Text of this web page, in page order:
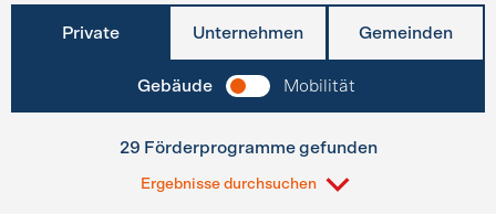
Private Unternehmen Gemeinden
Gebäude Mobilität
29 Förderprogramme gefunden
Ergebnisse durchsuchen